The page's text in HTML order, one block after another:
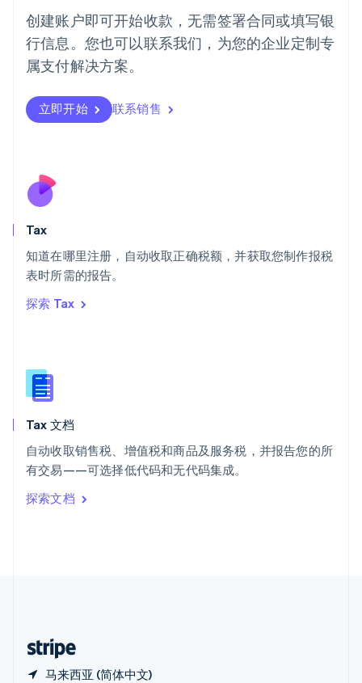
创建账户即可开始收款，无需签署合同或填写银
行信息。您也可以联系我们，为您的企业定制专
属支付解决方案。
立即开始 联系销售
Tax
知道在哪里注册，自动收取正确税额，并获取您制作报税
表时所需的报告。
探索 Tax
Tax 文档
自动收取销售税、增值税和商品及服务税，并报告您的所
有交易——可选择低代码和无代码集成。
探索文档
马来西亚 (简体中文)
English
葡萄牙
PortuguêsEnglish
日本
瑞典
Svenska English
瑞士
English
斯洛伐克
泰国
ไทยEnglish
English
English
新西兰
匈牙利
意大利
ItalianoEnglish
印度
English